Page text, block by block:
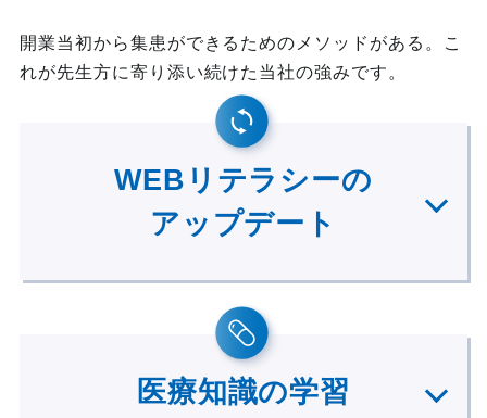
開業当初から集患ができるためのメソッドがある。こ
れが先生方に寄り添い続けた当社の強みです。
WEBリテラシーの
アップデート
医療知識の学習